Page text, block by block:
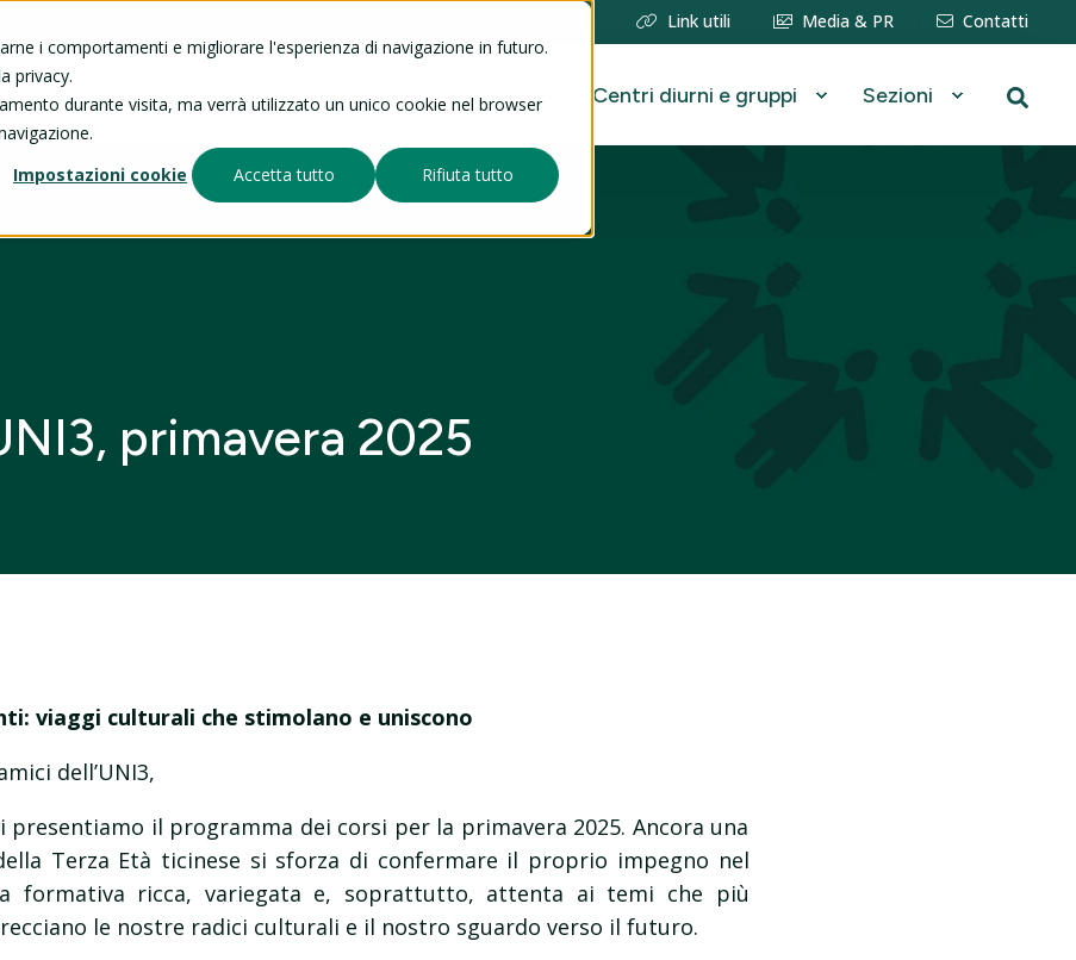
i comportamenti e migliorare l'esperienza di navigazione in futuro.
privacy.
durante visita, ma verrà utilizzato un unico cookie nel browser
Impostazioni cookie
Accetta tutto Rifiuta tutto
Link utili Media & PR Contatti
Telesoccorso Attività e progetti News Centri diurni e gruppi Sezioni
primavera 2025
viaggi culturali che stimolano e uniscono
dell’UNI3,
presentiamo il programma dei corsi per la primavera 2025. Ancora una
Terza Età ticinese si sforza di confermare il proprio impegno nel
formativa ricca, variegata e, soprattutto, attenta ai temi che più
le nostre radici culturali e il nostro sguardo verso il futuro.